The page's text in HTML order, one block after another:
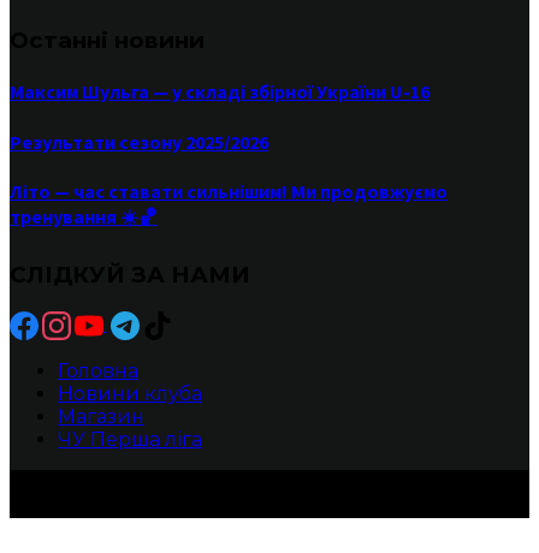
Максим Шульга — у складі збірної України U-16
Результати сезону 2025/2026
Літо — час ставати сильнішим! Ми продовжуємо
тренування ☀️🏀
Головна
Новини клуба
Магазин
ЧУ Перша ліга